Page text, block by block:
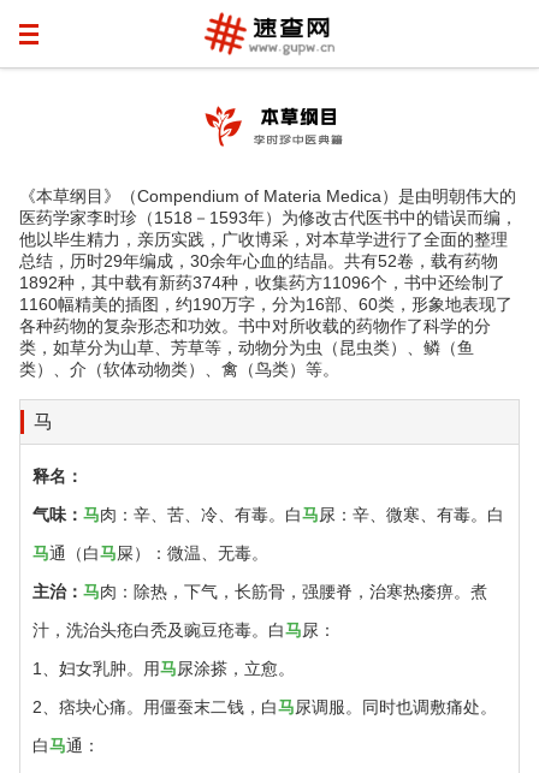
《本草纲目》（Compendium of Materia Medica）是由明朝伟大的
医药学家李时珍（1518－1593年）为修改古代医书中的错误而编，
他以毕生精力，亲历实践，广收博采，对本草学进行了全面的整理
总结，历时29年编成，30余年心血的结晶。共有52卷，载有药物
1892种，其中载有新药374种，收集药方11096个，书中还绘制了
1160幅精美的插图，约190万字，分为16部、60类，形象地表现了
各种药物的复杂形态和功效。书中对所收载的药物作了科学的分
类，如草分为山草、芳草等，动物分为虫（昆虫类）、鳞（鱼
类）、介（软体动物类）、禽（鸟类）等。
马
释名：
气味： 马肉：辛、苦、冷、有毒。白马尿：辛、微寒、有毒。白
马通（白马屎）：微温、无毒。
主治： 马肉：除热，下气，长筋骨，强腰脊，治寒热痿痹。煮
汁，洗治头疮白秃及豌豆疮毒。白马尿：
1、妇女乳肿。用马尿涂搽，立愈。
2、痞块心痛。用僵蚕末二钱，白马尿调服。同时也调敷痛处。
白马通：